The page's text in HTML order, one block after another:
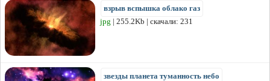
взрыв вспышка облако газ
jpg | 255.2Kb | скачали: 231
звезды планета туманность небо